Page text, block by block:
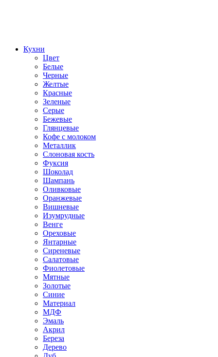
Кухни
Цвет
Белые
Черные
Желтые
Красные
Зеленые
Серые
Бежевые
Глянцевые
Кофе с молоком
Металлик
Слоновая кость
Фуксия
Шоколад
Шампань
Оливковые
Оранжевые
Вишневые
Изумрудные
Венге
Ореховые
Янтарные
Сиреневые
Салатовые
Фиолетовые
Мятные
Золотые
Синие
Материал
МДФ
Эмаль
Акрил
Береза
Дерево